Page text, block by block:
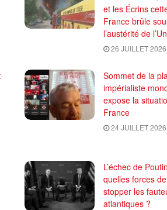
et les Écrins
France brûle
l’austérité de
26 JUILLET 2026
Sommet de la
impérialiste
expose la
France
24 JUILLET 2026
L’échec de
quelles forces
stopper les
atlantiques ?